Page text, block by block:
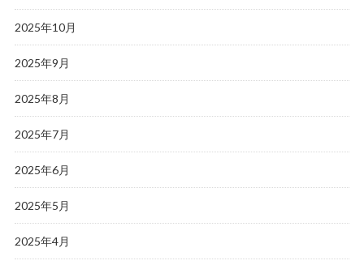
2025年10月
2025年9月
2025年8月
2025年7月
2025年6月
2025年5月
2025年4月